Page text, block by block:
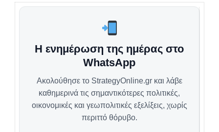
Η ενημέρωση της ημέρας στο
WhatsApp
Ακολούθησε το StrategyOnline.gr και λάβε
καθημερινά τις σημαντικότερες πολιτικές,
οικονομικές και γεωπολιτικές εξελίξεις, χωρίς
περιττό θόρυβο.